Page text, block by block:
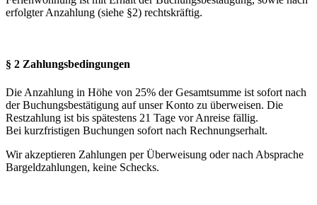
erfolgter Anzahlung (siehe §2) rechtskräftig.
§ 2 Zahlungsbedingungen
Die Anzahlung in Höhe von 25% der Gesamtsumme ist sofort nach
der Buchungsbestätigung auf unser Konto zu überweisen. Die
Restzahlung ist bis spätestens 21 Tage vor Anreise fällig.
Bei kurzfristigen Buchungen sofort nach Rechnungserhalt.
Wir akzeptieren Zahlungen per Überweisung oder nach Absprache
Bargeldzahlungen, keine Schecks.